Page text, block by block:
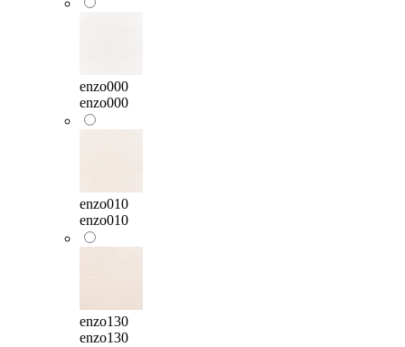
enzo000
enzo000
enzo010
enzo010
enzo130
enzo130